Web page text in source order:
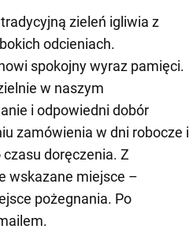
zieleń igliwia z
odcieniach.
spokojny wyraz pamięci.
w naszym
i odpowiedni dobór
zamówienia w dni robocze i
doręczenia. Z
wskazane miejsce –
pożegnania. Po